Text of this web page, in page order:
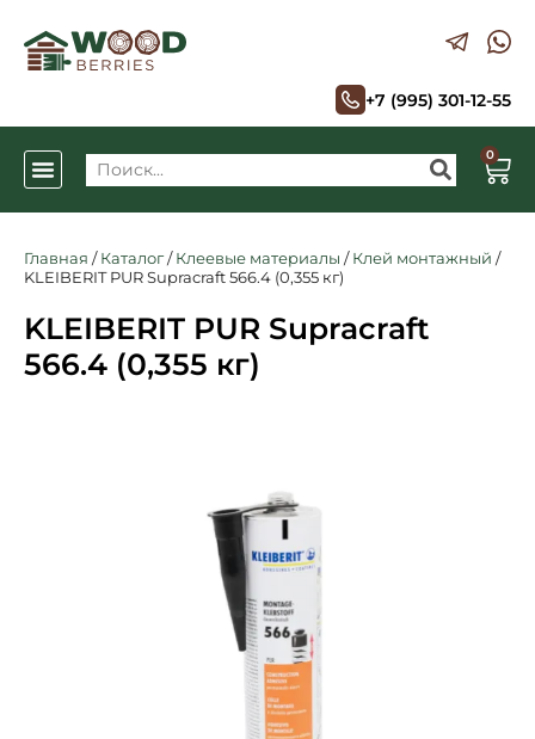
+7 (995) 301-12-55
0
Главная /Каталог/Клеевые материалы /Клей монтажный /
KLEIBERIT PUR Supracraft 566.4 (0,355 кг)
KLEIBERIT PUR Supracraft
566.4 (0,355 кг)